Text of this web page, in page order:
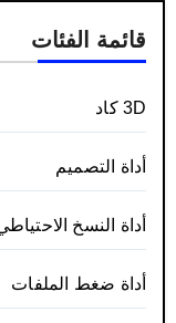
قائمة الفئات
3D كاد
أداة التصميم
أداة النسخ
أداة ضغط الملفات